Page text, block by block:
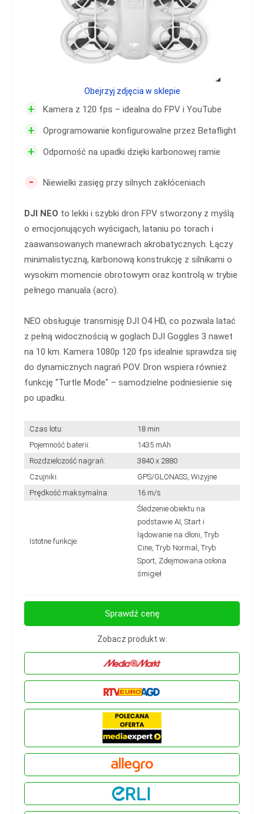
+ Kamera z 120 fps – idealna do FPV i YouTube
+ Oprogramowanie konfigurowalne przez Betaflight
+ Odporność na upadki dzięki karbonowej ramie
- Niewielki zasięg przy silnych zakłóceniach
DJI NEO to lekki i szybki dron FPV stworzony z myślą
o emocjonujących wyścigach, lataniu po torach i
zaawansowanych manewrach akrobatycznych. Łączy
minimalistyczną, karbonową konstrukcję z silnikami o
wysokim momencie obrotowym oraz kontrolą w trybie
pełnego manuala (acro).
NEO obsługuje transmisję DJI O4 HD, co pozwala latać
z pełną widocznością w goglach DJI Goggles 3 nawet
na 10 km. Kamera 1080p 120 fps idealnie sprawdza się
do dynamicznych nagrań POV. Dron wspiera również
funkcję "Turtle Mode" – samodzielne podniesienie się
po upadku.
Czas lotu:
18 min
Pojemność baterii:
1435 mAh
Rozdzielczość nagrań:
3840 x 2880
Czujniki:
GPS/GLONASS, Wizyjne
Prędkość maksymalna:
16 m/s
Istotne funkcje:
Śledzenie obiektu na
podstawie AI, Start i
lądowanie na dłoni, Tryb
Cine, Tryb Normal, Tryb
Sport, Zdejmowana osłona
śmigieł
Obejrzyj zdjęcia w sklepie
Sprawdź cenę
Zobacz produkt w: